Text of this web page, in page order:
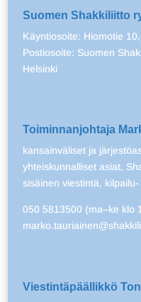
Suomen Shakkiliitto
Käyntiosoite: Hiomotie
Postiosoite: Suomen
Helsinki
Toiminnanjohtaja
kansainväliset ja
yhteiskunnalliset asiat,
sisäinen viestintä,
050 5813500 (ma–ke klo
Viestintäpäällikkö